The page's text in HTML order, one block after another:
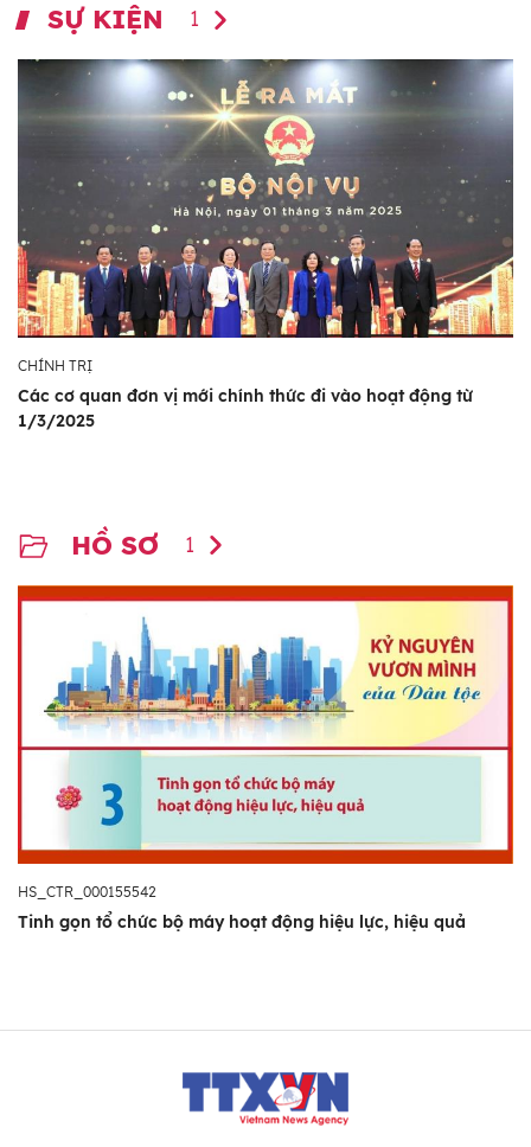
SỰ KIỆN 1
CHÍNH TRỊ
Các cơ quan đơn vị mới chính thức đi vào hoạt động từ
1/3/2025
HỒ SƠ 1
HS_CTR_000155542
Tinh gọn tổ chức bộ máy hoạt động hiệu lực, hiệu quả